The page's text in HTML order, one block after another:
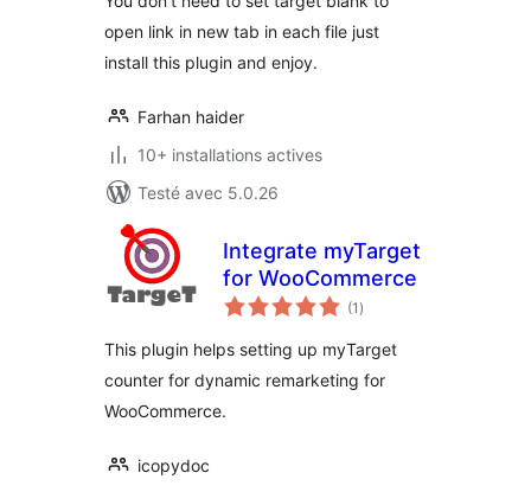
open link in new tab in each file just
install this plugin and enjoy.
Farhan haider
10+ installations actives
Testé avec 5.0.26
Integrate myTarget
for WooCommerce
(1 notes
en
)
This plugin helps setting up myTarget
counter for dynamic remarketing for
WooCommerce.
icopydoc